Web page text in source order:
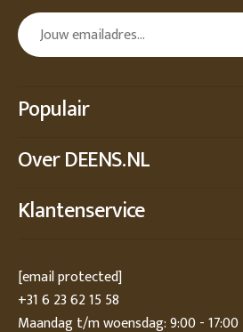
Populair
Over DEENS.NL
Klantenservice
[email protected]
+31 6 23 62 15 58
Maandag t/m woensdag: 9:00 - 17:00